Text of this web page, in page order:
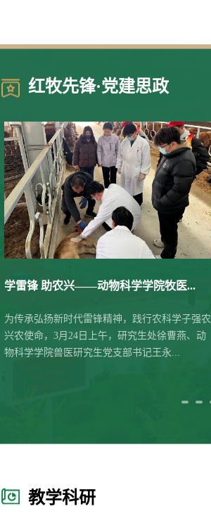
红牧先锋·党建思政
动物科学学院党委召开2025年度党支...
为贯彻落实新时代党的建设总要求，持续推进基
层党组织标准化规范化建设，2月27日，动物科
学学院党委在学院会议室组织召开2025...
教学科研